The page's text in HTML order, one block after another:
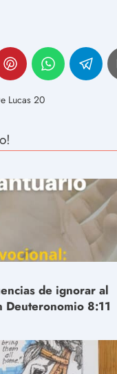
Lucas 20
de ignorar al
Deuteronomio 8:11